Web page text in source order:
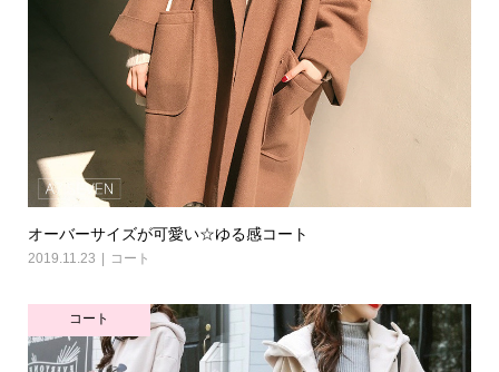
オーバーサイズが可愛い☆ゆる感コート
2019.11.23 コート
コート